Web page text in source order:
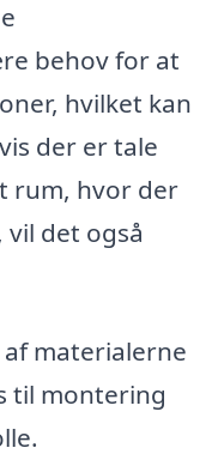
behov for at
hvilket kan
der er tale
rum, hvor der
det også
materialerne
til montering